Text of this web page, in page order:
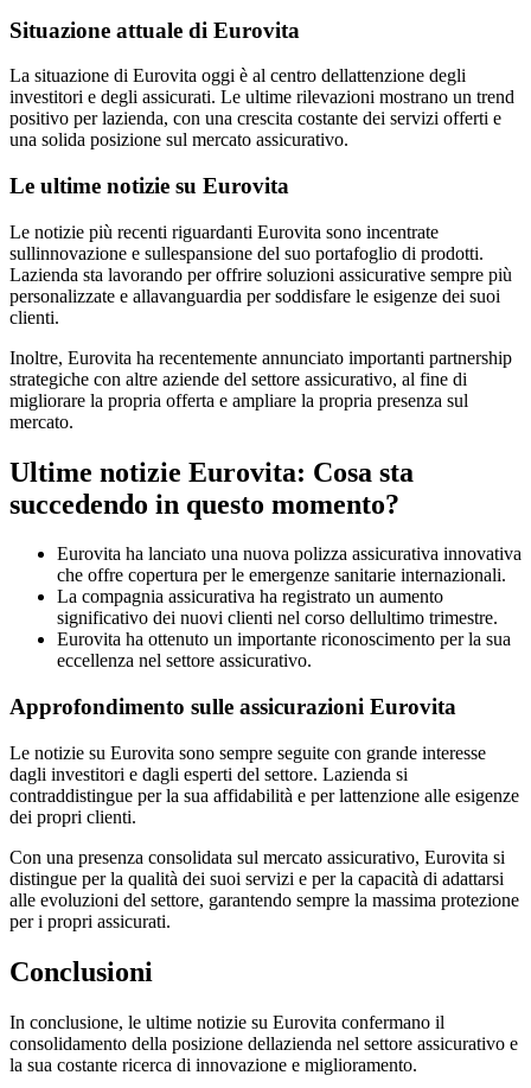
Situazione attuale di Eurovita
La situazione di Eurovita oggi è al centro dellattenzione degli
investitori e degli assicurati. Le ultime rilevazioni mostrano un trend
positivo per lazienda, con una crescita costante dei servizi offerti e
una solida posizione sul mercato assicurativo.
Le ultime notizie su Eurovita
Le notizie più recenti riguardanti Eurovita sono incentrate
sullinnovazione e sullespansione del suo portafoglio di prodotti.
Lazienda sta lavorando per offrire soluzioni assicurative sempre più
personalizzate e allavanguardia per soddisfare le esigenze dei suoi
clienti.
Inoltre, Eurovita ha recentemente annunciato importanti partnership
strategiche con altre aziende del settore assicurativo, al fine di
migliorare la propria offerta e ampliare la propria presenza sul
mercato.
Ultime notizie Eurovita: Cosa sta
succedendo in questo momento?
Eurovita ha lanciato una nuova polizza assicurativa innovativa
che offre copertura per le emergenze sanitarie internazionali.
La compagnia assicurativa ha registrato un aumento
significativo dei nuovi clienti nel corso dellultimo trimestre.
Eurovita ha ottenuto un importante riconoscimento per la sua
eccellenza nel settore assicurativo.
Approfondimento sulle assicurazioni Eurovita
Le notizie su Eurovita sono sempre seguite con grande interesse
dagli investitori e dagli esperti del settore. Lazienda si
contraddistingue per la sua affidabilità e per lattenzione alle esigenze
dei propri clienti.
Con una presenza consolidata sul mercato assicurativo, Eurovita si
distingue per la qualità dei suoi servizi e per la capacità di adattarsi
alle evoluzioni del settore, garantendo sempre la massima protezione
per i propri assicurati.
Conclusioni
In conclusione, le ultime notizie su Eurovita confermano il
consolidamento della posizione dellazienda nel settore assicurativo e
la sua costante ricerca di innovazione e miglioramento.